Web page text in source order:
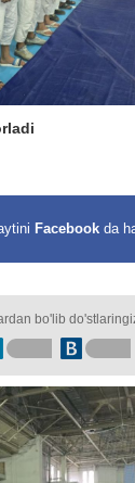
Facebook da
bo'lib